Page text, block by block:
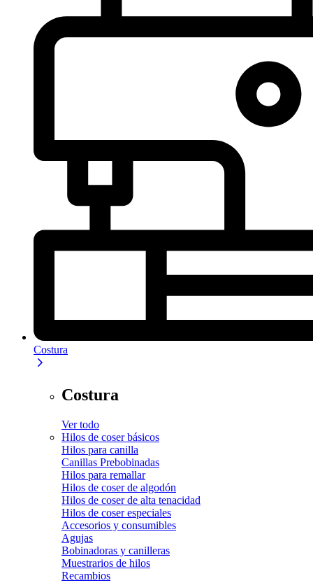
Costura
Costura
Ver todo
Hilos de coser básicos
Hilos para canilla
Canillas Prebobinadas
Hilos para remallar
Hilos de coser de algodón
Hilos de coser de alta tenacidad
Hilos de coser especiales
Accesorios y consumibles
Agujas
Bobinadoras y canilleras
Muestrarios de hilos
Recambios